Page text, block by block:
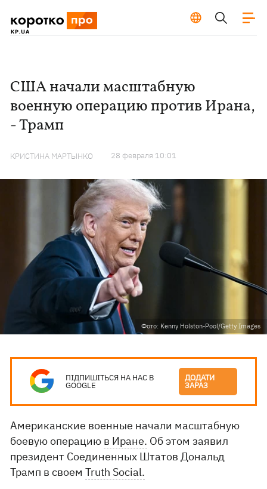
США начали масштабную
военную операцию против Ирана,
- Трамп
КРИСТИНА МАРТЫНКО 28 февраля 10:01
Фото: Kenny Holston-Pool/Getty Images
ПІДПИШІТЬСЯ НА НАС В
GOOGLE
ДОДАТИ
ЗАРАЗ
Американские военные начали масштабную
боевую операцию в Иране. Об этом заявил
президент Соединенных Штатов Дональд
Трамп в своемTruth Social.